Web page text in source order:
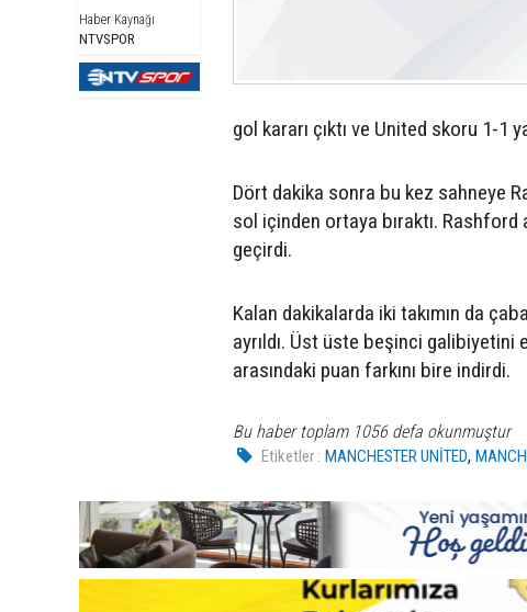
Haber Kaynağı
NTVSPOR
gol kararı çıktı ve United skoru 1-1
Dört dakika sonra bu kez sahneye
sol içinden ortaya bıraktı. Rashford
geçirdi.
Kalan dakikalarda iki takımın da
ayrıldı. Üst üste beşinci galibiyetini
arasındaki puan farkını bire indirdi.
Bu haber toplam 1056 defa okunmuştur
Etiketler : MANCHESTER UNİTED,